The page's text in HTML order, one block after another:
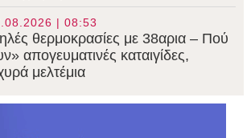
| 08:53
θερμοκρασίες με 38αρια – Πού
απογευματινές καταιγίδες,
μελτέμια